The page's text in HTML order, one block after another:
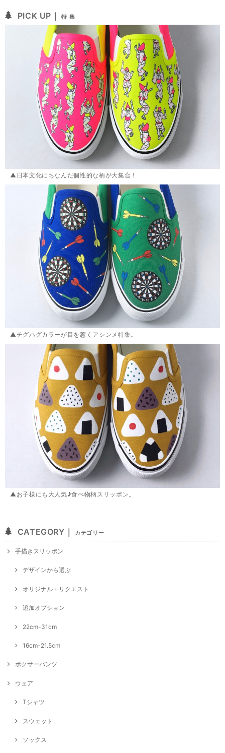
PICK UP｜ 特 集
▲日本文化にちなんだ個性的な柄が大集合！
▲チグハグカラーが目を惹くアシンメ特集。
▲お子様にも大人気♪食べ物柄スリッポン。
CATEGORY｜ カテゴリー
手描きスリッポン
デザインから選ぶ
オリジナル・リクエスト
追加オプション
22cm-31cm
16cm-21.5cm
ボクサーパンツ
ウェア
Tシャツ
スウェット
ソックス